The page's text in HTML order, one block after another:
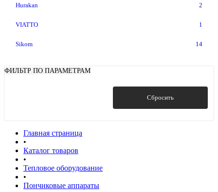
Hurakan 2
VIATTO 1
Sikom 14
ФИЛЬТР ПО ПАРАМЕТРАМ
Сбросить
Главная страница
•
Каталог товаров
•
Тепловое оборудование
•
Пончиковые аппараты